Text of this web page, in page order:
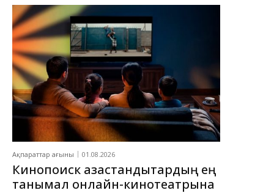
Ақпараттар ағыны 01.08.2026
Кинопоиск қазақстандықтардың ең
танымал онлайн-кинотеатрына